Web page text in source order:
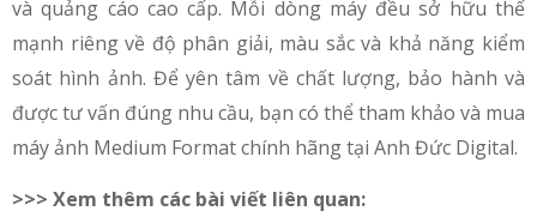
và quảng cáo cao cấp. Mỗi dòng máy đều sở hữu thế
mạnh riêng về độ phân giải, màu sắc và khả năng kiểm
soát hình ảnh. Để yên tâm về chất lượng, bảo hành và
được tư vấn đúng nhu cầu, bạn có thể tham khảo và mua
máy ảnh Medium Format chính hãng tại Anh Đức Digital.
>>> Xem thêm các bài viết liên quan: